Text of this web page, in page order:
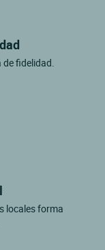
de fidelidad.
locales forma